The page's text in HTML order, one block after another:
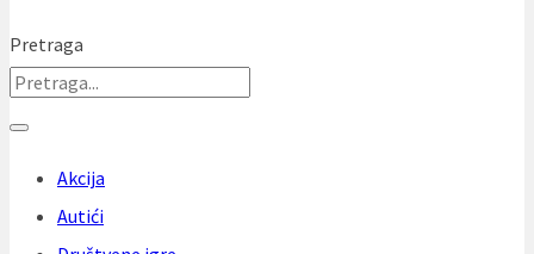
Pretraga
Akcija
Autići